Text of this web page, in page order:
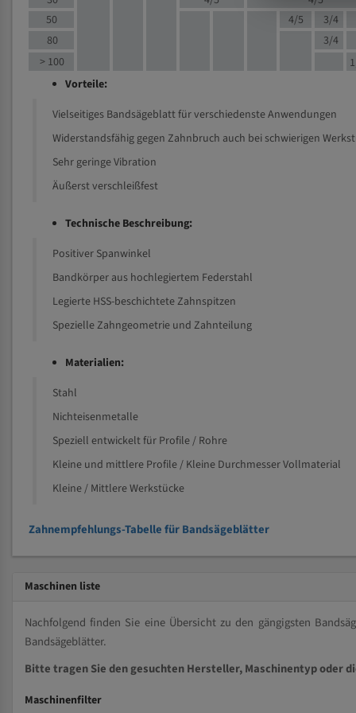
50
4/5 3/4
80
3/4
> 100
Vorteile:
Vielseitiges Bandsägeblatt für verschiedenste Anwendungen
Widerstandsfähig gegen Zahnbruch auch bei schwierigen
Sehr geringe Vibration
Äußerst verschleißfest
Technische Beschreibung:
Positiver Spanwinkel
Bandkörper aus hochlegiertem Federstahl
Legierte HSS-beschichtete Zahnspitzen
Spezielle Zahngeometrie und Zahnteilung
Materialien:
Stahl
Nichteisenmetalle
Speziell entwickelt für Profile / Rohre
Kleine und mittlere Profile / Kleine Durchmesser Vollmaterial
Kleine / Mittlere Werkstücke
Zahnempfehlungs-Tabelle für Bandsägeblätter
Maschinen liste
Nachfolgend finden Sie eine Übersicht zu den gängigsten
Bandsägeblätter.
Bitte tragen Sie den gesuchten Hersteller, Maschinentyp oder
Maschinenfilter